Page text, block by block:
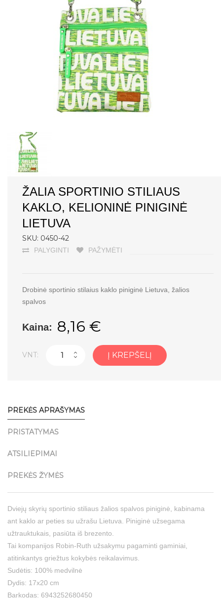
ŽALIA SPORTINIO STILIAUS
KAKLO, KELIONINĖ PINIGINĖ
LIETUVA
SKU: 0450-42
PALYGINTI PAŽYMĖTI
Drobinė sportinio stilaius kaklo piniginė Lietuva, žalios
spalvos
Kaina: 8,16 €
VNT: Į KREPŠELĮ
PREKĖS APRAŠYMAS
PRISTATYMAS
ATSILIEPIMAI
PREKĖS ŽYMĖS
Dviejų skyrių sportinio stiliaus žalios spalvos piniginė, kabinama
ant kaklo ar peties su užrašu Lietuva. Piniginė užsegama
užtrauktukais, pasiūta iš brezento.
Tai kompanijos Robin-Ruth užsakymu pagaminti gaminiai,
atitinkantys griežtus kokybės reikalavimus.
Sudėtis: 100% medvilnė
Dydis: 17x20 cm
Barkodas: 6943252680450